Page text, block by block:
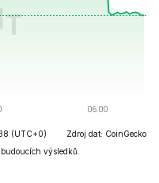
(UTC+0)
Zdroj dat: CoinGecko
výsledků.